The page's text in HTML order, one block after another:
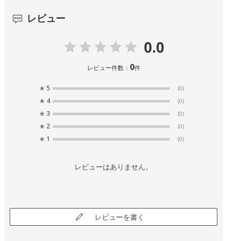
レビュー
0.0
レビュー件数： 0件
★ 5 (0)
★ 4 (0)
★ 3 (0)
★ 2 (0)
★ 1 (0)
レビューはありません。
レビューを書く